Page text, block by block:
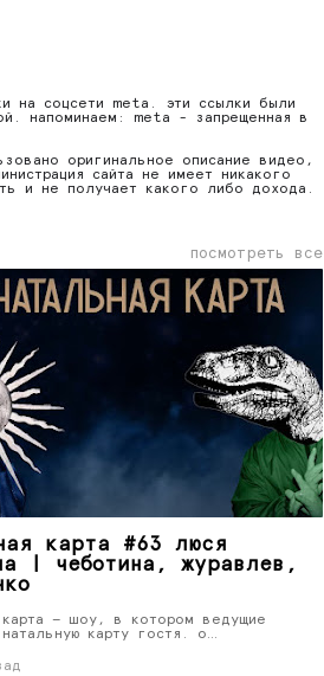
на соцсети meta. эти ссылки были
напоминаем: meta - запрещенная в
оригинальное описание видео,
сайта не имеет никакого
и не получает какого либо дохода.
посмотреть все
карта #63 люся
| чеботина, журавлев,
карта — шоу, в котором ведущие
натальную карту гостя. о…